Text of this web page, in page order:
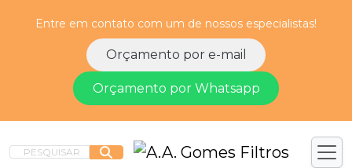
Entre em contato com um de nossos especialistas!
Orçamento por e-mail
Orçamento por Whatsapp
PESQUISAR